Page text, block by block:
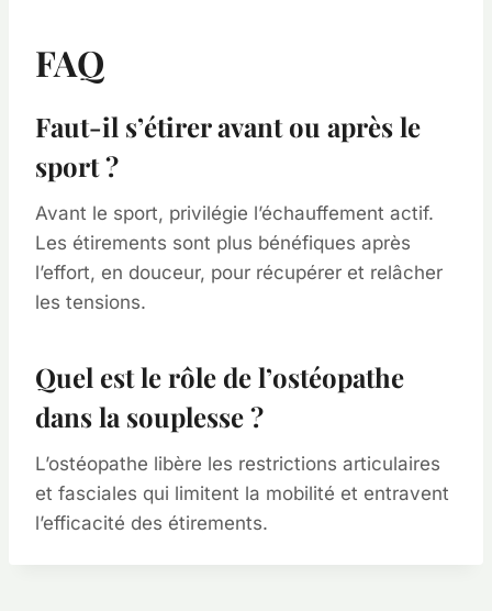
FAQ
Faut-il s’étirer avant ou après le
sport ?
Avant le sport, privilégie l’échauffement actif.
Les étirements sont plus bénéfiques après
l’effort, en douceur, pour récupérer et relâcher
les tensions.
Quel est le rôle de l’ostéopathe
dans la souplesse ?
L’ostéopathe libère les restrictions articulaires
et fasciales qui limitent la mobilité et entravent
l’efficacité des étirements.